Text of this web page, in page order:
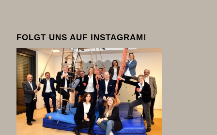
FOLGT UNS AUF INSTAGRAM!